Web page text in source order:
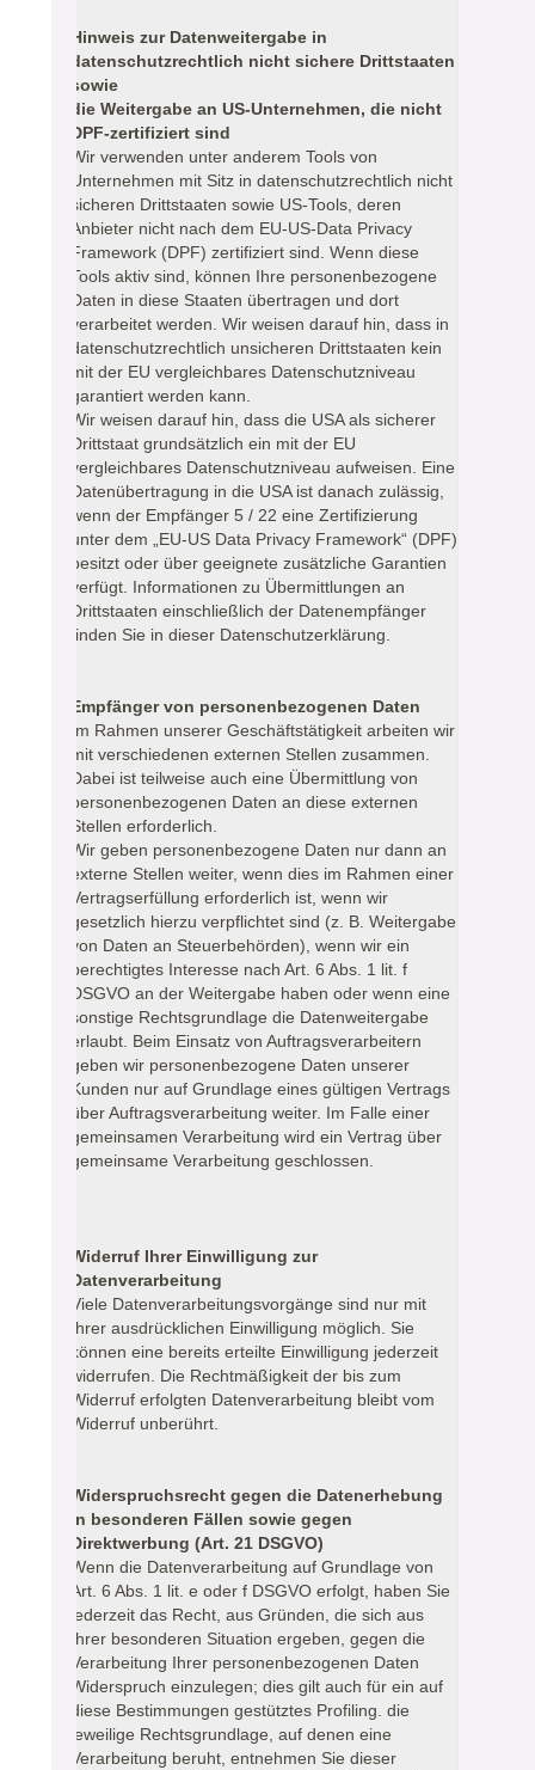
Hinweis zur Datenweitergabe in
datenschutzrechtlich nicht sichere Drittstaaten
sowie
die Weitergabe an US-Unternehmen, die nicht
DPF-zertifiziert sind
Wir verwenden unter anderem Tools von
Unternehmen mit Sitz in datenschutzrechtlich nicht
sicheren Drittstaaten sowie US-Tools, deren
Anbieter nicht nach dem EU-US-Data Privacy
Framework (DPF) zertifiziert sind. Wenn diese
Tools aktiv sind, können Ihre personenbezogene
Daten in diese Staaten übertragen und dort
verarbeitet werden. Wir weisen darauf hin, dass in
datenschutzrechtlich unsicheren Drittstaaten kein
mit der EU vergleichbares Datenschutzniveau
garantiert werden kann.
Wir weisen darauf hin, dass die USA als sicherer
Drittstaat grundsätzlich ein mit der EU
vergleichbares Datenschutzniveau aufweisen. Eine
Datenübertragung in die USA ist danach zulässig,
wenn der Empfänger 5 / 22 eine Zertifizierung
unter dem „EU-US Data Privacy Framework“ (DPF)
besitzt oder über geeignete zusätzliche Garantien
verfügt. Informationen zu Übermittlungen an
Drittstaaten einschließlich der Datenempfänger
finden Sie in dieser Datenschutzerklärung.
Empfänger von personenbezogenen Daten
Im Rahmen unserer Geschäftstätigkeit arbeiten wir
mit verschiedenen externen Stellen zusammen.
Dabei ist teilweise auch eine Übermittlung von
personenbezogenen Daten an diese externen
Stellen erforderlich.
Wir geben personenbezogene Daten nur dann an
externe Stellen weiter, wenn dies im Rahmen einer
Vertragserfüllung erforderlich ist, wenn wir
gesetzlich hierzu verpflichtet sind (z. B. Weitergabe
von Daten an Steuerbehörden), wenn wir ein
berechtigtes Interesse nach Art. 6 Abs. 1 lit. f
DSGVO an der Weitergabe haben oder wenn eine
sonstige Rechtsgrundlage die Datenweitergabe
erlaubt. Beim Einsatz von Auftragsverarbeitern
geben wir personenbezogene Daten unserer
Kunden nur auf Grundlage eines gültigen Vertrags
über Auftragsverarbeitung weiter. Im Falle einer
gemeinsamen Verarbeitung wird ein Vertrag über
gemeinsame Verarbeitung geschlossen.
Widerruf Ihrer Einwilligung zur
Datenverarbeitung
Viele Datenverarbeitungsvorgänge sind nur mit
Ihrer ausdrücklichen Einwilligung möglich. Sie
können eine bereits erteilte Einwilligung jederzeit
widerrufen. Die Rechtmäßigkeit der bis zum
Widerruf erfolgten Datenverarbeitung bleibt vom
Widerruf unberührt.
Widerspruchsrecht gegen die Datenerhebung
in besonderen Fällen sowie gegen
Direktwerbung (Art. 21 DSGVO)
Wenn die Datenverarbeitung auf Grundlage von
Art. 6 Abs. 1 lit. e oder f DSGVO erfolgt, haben Sie
jederzeit das Recht, aus Gründen, die sich aus
Ihrer besonderen Situation ergeben, gegen die
Verarbeitung Ihrer personenbezogenen Daten
Widerspruch einzulegen; dies gilt auch für ein auf
diese Bestimmungen gestütztes Profiling. die
jeweilige Rechtsgrundlage, auf denen eine
Verarbeitung beruht, entnehmen Sie dieser